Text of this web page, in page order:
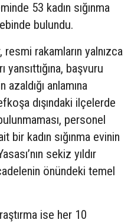
53 kadın sığınma
bulundu.
rakamların yalnızca
başvuru
anlamına
dışındaki ilçelerde
personel
bir kadın sığınma evinin
sekiz yıldır
önündeki temel
ise her 10